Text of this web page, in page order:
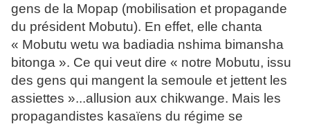
gens de la Mopap (mobilisation et propagande
du président Mobutu). En effet, elle chanta
« Mobutu wetu wa badiadia nshima bimansha
bitonga ». Ce qui veut dire « notre Mobutu, issu
des gens qui mangent la semoule et jettent les
assiettes »...allusion aux chikwange. Mais les
propagandistes kasaïens du régime se